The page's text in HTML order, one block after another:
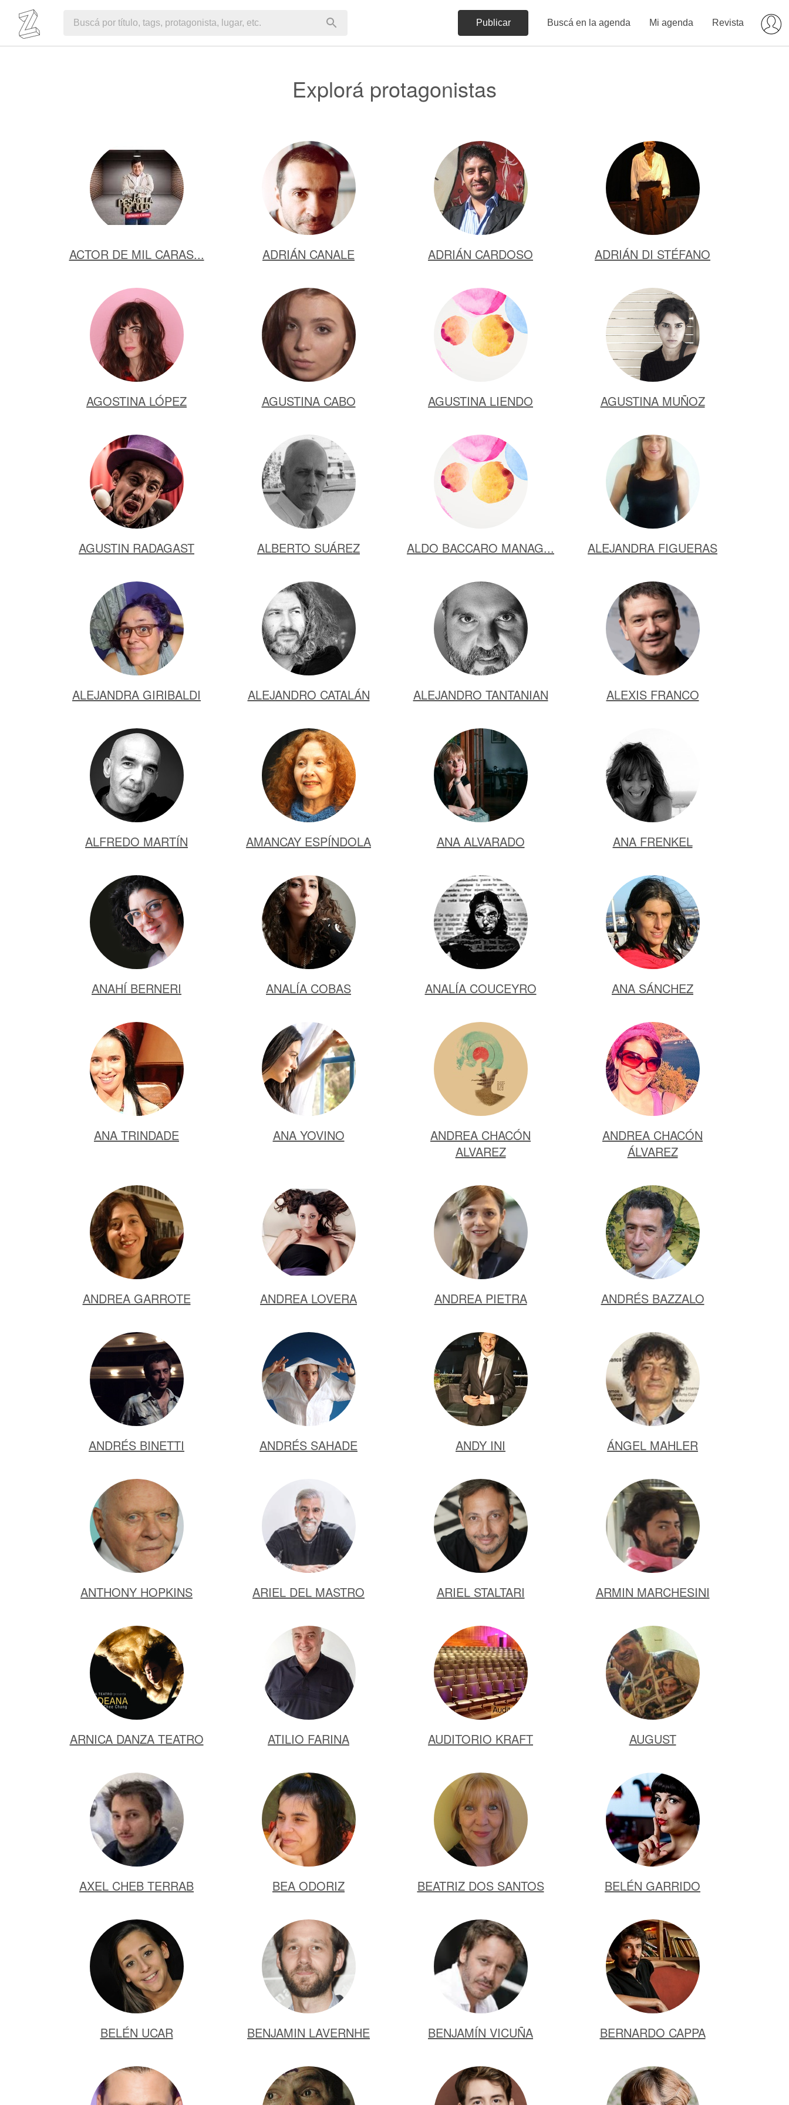
Publicar Buscá en la agenda Mi agenda Revista
Explorá protagonistas
ACTOR DE MIL CARAS... ADRIÁN CANALE ADRIÁN CARDOSO ADRIÁN DI STÉFANO
AGOSTINA LÓPEZ AGUSTINA CABO AGUSTINA LIENDO AGUSTINA MUÑOZ
AGUSTIN RADAGAST ALBERTO SUÁREZ ALDO BACCARO MANAG... ALEJANDRA FIGUERAS
ALEJANDRA GIRIBALDI ALEJANDRO CATALÁN ALEJANDRO TANTANIAN ALEXIS FRANCO
ALFREDO MARTÍN AMANCAY ESPÍNDOLA ANA ALVARADO ANA FRENKEL
ANAHÍ BERNERI ANALÍA COBAS ANALÍA COUCEYRO ANA SÁNCHEZ
ANA TRINDADE ANA YOVINO
ANDREA CHACÓN
ALVAREZ
ANDREA CHACÓN
ÁLVAREZ
ANDREA GARROTE ANDREA LOVERA ANDREA PIETRA ANDRÉS BAZZALO
ANDRÉS BINETTI ANDRÉS SAHADE ANDY INI ÁNGEL MAHLER
ANTHONY HOPKINS ARIEL DEL MASTRO ARIEL STALTARI ARMIN MARCHESINI
ARNICA DANZA TEATRO ATILIO FARINA AUDITORIO KRAFT AUGUST
AXEL CHEB TERRAB BEA ODORIZ BEATRIZ DOS SANTOS BELÉN GARRIDO
BELÉN UCAR BENJAMIN LAVERNHE BENJAMÍN VICUÑA BERNARDO CAPPA